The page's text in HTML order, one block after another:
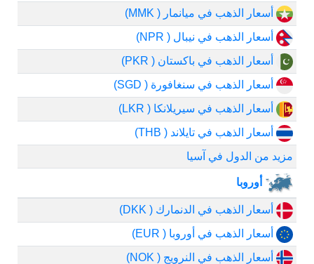
أسعار الذهب في ميانمار ( MMK)
أسعار الذهب في نيبال ( NPR)
أسعار الذهب في باكستان ( PKR)
أسعار الذهب في سنغافورة ( SGD)
أسعار الذهب في سيريلانكا ( LKR)
أسعار الذهب في تايلاند ( THB)
مزيد من الدول في آسيا
أوروبا
أسعار الذهب في الدنمارك ( DKK)
أسعار الذهب في أوروبا ( EUR)
أسعار الذهب في النرويج ( NOK)